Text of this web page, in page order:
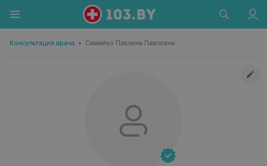
Консультация врача • Семейко Павлина Павловна